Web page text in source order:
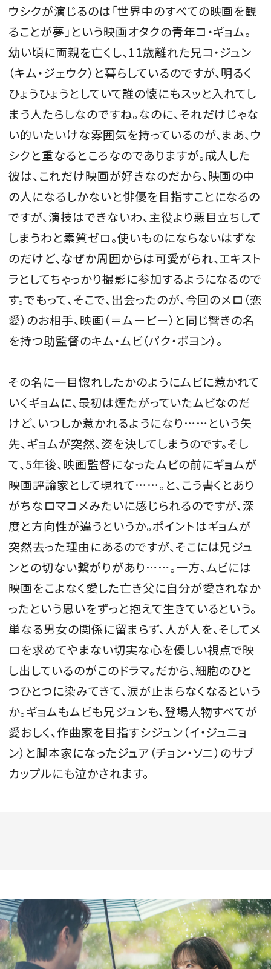
ウシクが演じるのは「世界中のすべての映画を観
ることが夢」という映画オタクの青年コ・ギョム。
幼い頃に両親を亡くし、11歳離れた兄コ・ジュン
（キム・ジェウク）と暮らしているのですが、明るく
ひょうひょうとしていて誰の懐にもスッと入れてし
まう人たらしなのですね。なのに、それだけじゃな
い的いたいけな雰囲気を持っているのが、まあ、ウ
シクと重なるところなのでありますが。成人した
彼は、これだけ映画が好きなのだから、映画の中
の人になるしかないと俳優を目指すことになるの
ですが、演技はできないわ、主役より悪目立ちして
しまうわと素質ゼロ。使いものにならないはずな
のだけど、なぜか周囲からは可愛がられ、エキスト
ラとしてちゃっかり撮影に参加するようになるので
す。でもって、そこで、出会ったのが、今回のメロ（恋
愛）のお相手、映画（＝ムービー）と同じ響きの名
を持つ助監督のキム・ムビ（パク・ボヨン）。
その名に一目惚れしたかのようにムビに惹かれて
いくギョムに、最初は煙たがっていたムビなのだ
けど、いつしか惹かれるようになり……という矢
先、ギョムが突然、姿を決してしまうのです。そし
て、5年後、映画監督になったムビの前にギョムが
映画評論家として現れて……。と、こう書くとあり
がちなロマコメみたいに感じられるのですが、深
度と方向性が違うというか。ポイントはギョムが
突然去った理由にあるのですが、そこには兄ジュ
ンとの切ない繋がりがあり……。一方、ムビには
映画をこよなく愛した亡き父に自分が愛されなか
ったという思いをずっと抱えて生きているという。
単なる男女の関係に留まらず、人が人を、そしてメ
ロを求めてやまない切実な心を優しい視点で映
し出しているのがこのドラマ。だから、細胞のひと
つひとつに染みてきて、涙が止まらなくなるという
か。ギョムもムビも兄ジュンも、登場人物すべてが
愛おしく、作曲家を目指すシジュン（イ・ジュニョ
ン）と脚本家になったジュア（チョン・ソニ）のサブ
カップルにも泣かされます。